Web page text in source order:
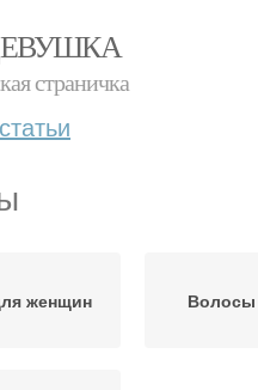
страничка
статьи
женщин Волосы